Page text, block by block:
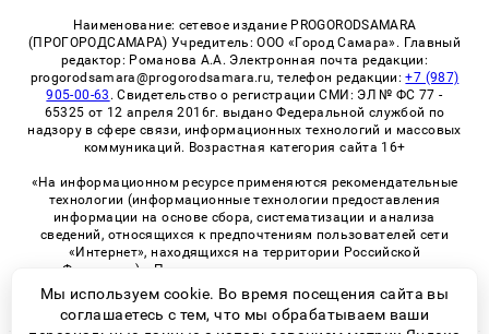
Наименование: сетевое издание PROGORODSAMARA
(ПРОГОРОДСАМАРА) Учредитель: ООО «Город Самара». Главный
редактор: Романова А.А. Электронная почта редакции:
progorodsamara@progorodsamara.ru, телефон редакции:+7 (987)
905-00-63 . Свидетельство о регистрации СМИ: ЭЛ № ФС 77 -
65325 от 12 апреля 2016г. выдано Федеральной службой по
надзору в сфере связи, информационных технологий и массовых
коммуникаций. Возрастная категория сайта 16+
«На информационном ресурсе применяются рекомендательные
технологии (информационные технологии предоставления
информации на основе сбора, систематизации и анализа
сведений, относящихся к предпочтениям пользователей сети
«Интернет», находящихся на территории Российской
Федерации)». Правила применения рекомендательных
технологий в виджетах рекламно-обменной сети
«СМИ2» (PDF)
Мы используем cookie. Во время посещения сайта вы
соглашаетесь с тем, что мы обрабатываем ваши